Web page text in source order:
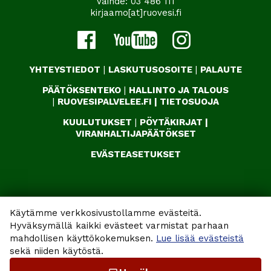
Käytämme verkkosivustollamme evästeitä.
Hyväksymällä kaikki evästeet varmistat parhaan
mahdollisen käyttökokemuksen. Lue lisää evästeistä
sekä niiden käytöstä.
kirjaamo[at]ruovesi.fi
YHTEYSTIEDOT | LASKUTUSOSOITE | PALAUTE
PÄÄTÖKSENTEKO | HALLINTO JA TALOUS
| RUOVESIPALVELEE.FI | TIETOSUOJA
KUULUTUKSET | PÖYTÄKIRJAT |
VIRANHALTIJAPÄÄTÖKSET
EVÄSTEASETUKSET